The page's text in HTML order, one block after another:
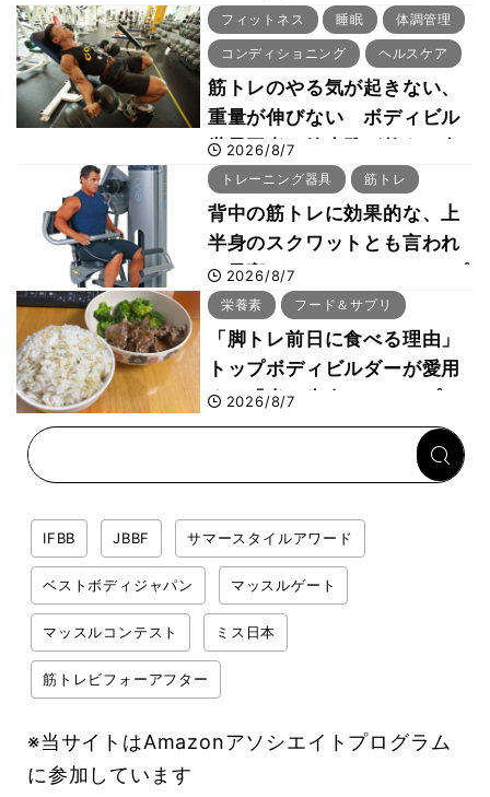
「回復習慣」
フィットネス 睡眠 体調管理
コンディショニング ヘルスケア
筋トレのやる気が起きない、
重量が伸びない ボディビル
世界王者・鈴木雅が教える食
事・睡眠・呼吸の整え方
2026/8/7
トレーニング器具 筋トレ
背中の筋トレに効果的な、上
半身のスクワットとも言われ
た最高マシン“ノーチラス・プ
ルオーバーマシン”とは？
2026/8/7
栄養素 フード＆サプリ
「脚トレ前日に食べる理由」
トップボディビルダーが愛用
する「米＋牛肉」のシンプル
回復メシとは？
2026/8/7
IFBB JBBF サマースタイルアワード
ベストボディジャパン マッスルゲート
マッスルコンテスト ミス日本
筋トレビフォーアフター
※当サイトはAmazonアソシエイトプログラム
に参加しています